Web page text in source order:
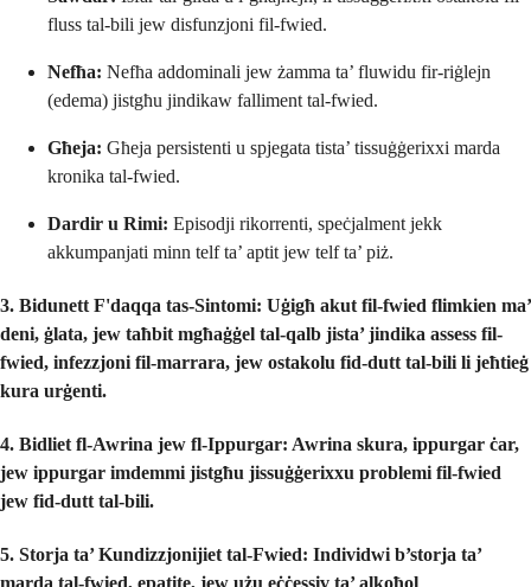
fluss tal-bili jew disfunzjoni fil-fwied.
Nefħa: Nefħa addominali jew żamma ta’ fluwidu fir-riġlejn
(edema) jistgħu jindikaw falliment tal-fwied.
Għeja: Għeja persistenti u spjegata tista’ tissuġġerixxi marda
kronika tal-fwied.
Dardir u Rimi: Episodji rikorrenti, speċjalment jekk
akkumpanjati minn telf ta’ aptit jew telf ta’ piż.
3. Bidunett F'daqqa tas-Sintomi: Uġigħ akut fil-fwied flimkien ma’
deni, ġlata, jew taħbit mgħaġġel tal-qalb jista’ jindika assess fil-
fwied, infezzjoni fil-marrara, jew ostakolu fid-dutt tal-bili li jeħtieġ
kura urġenti.
4. Bidliet fl-Awrina jew fl-Ippurgar: Awrina skura, ippurgar ċar,
jew ippurgar imdemmi jistgħu jissuġġerixxu problemi fil-fwied
jew fid-dutt tal-bili.
5. Storja ta’ Kundizzjonijiet tal-Fwied: Individwi b’storja ta’